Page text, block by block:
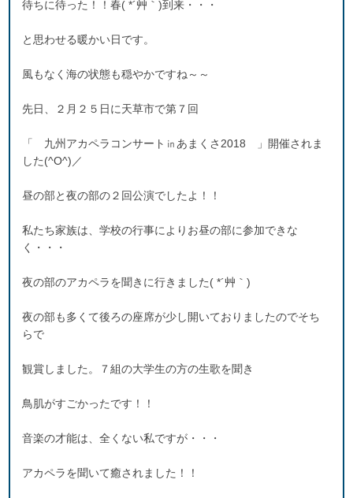
待ちに待った！！春( *´艸｀)到来・・・
と思わせる暖かい日です。
風もなく海の状態も穏やかですね～～
先日、２月２５日に天草市で第７回
「 九州アカペラコンサート㏌あまくさ2018 」開催されま
した(^O^)／
昼の部と夜の部の２回公演でしたよ！！
私たち家族は、学校の行事によりお昼の部に参加できな
く・・・
夜の部のアカペラを聞きに行きました( *´艸｀)
夜の部も多くて後ろの座席が少し開いておりましたのでそち
らで
観賞しました。７組の大学生の方の生歌を聞き
鳥肌がすごかったです！！
音楽の才能は、全くない私ですが・・・
アカペラを聞いて癒されました！！